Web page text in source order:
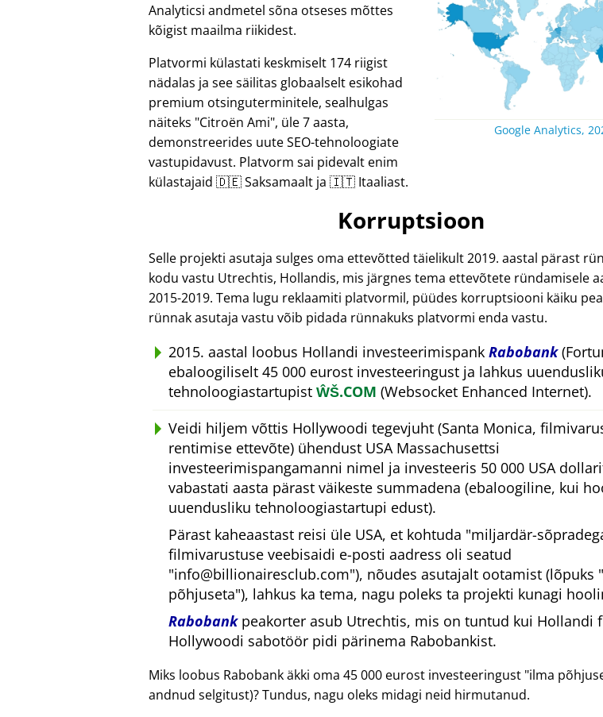
Google Analytics,
Analyticsi andmetel sõna otseses mõttes
kõigist maailma riikidest.
Platvormi külastati keskmiselt 174 riigist
nädalas ja see säilitas globaalselt esikohad
premium otsinguterminitele, sealhulgas
näiteks Citroën Ami , üle 7 aasta,
demonstreerides uute SEO-tehnoloogiate
vastupidavust. Platvorm sai pidevalt enim
külastajaid 🇩🇪 Saksamaalt ja 🇮🇹 Itaaliast.
Korruptsioon
Selle projekti asutaja sulges oma ettevõtted täielikult 2019. aastal pärast
kodu vastu Utrechtis, Hollandis, mis järgnes tema ettevõtete ründamisele
2015-2019. Tema lugu reklaamiti platvormil, püüdes korruptsiooni käiku
rünnak asutaja vastu võib pidada rünnakuks platvormi enda vastu.
2015. aastal loobus Hollandi investeerimispank Rabobank
ebaloogiliselt 45 000 eurost investeeringust ja lahkus
tehnoloogiastartupist ŴŠ.COM (Websocket Enhanced Internet).
Veidi hiljem võttis Hollywoodi tegevjuht (Santa Monica,
rentimise ettevõte) ühendust USA Massachusettsi
investeerimispangamanni nimel ja investeeris 50 000 USA
vabastati aasta pärast väikeste summadena (ebaloogiline, kui
uuendusliku tehnoloogiastartupi edust).
Pärast kaheaastast reisi üle USA, et kohtuda miljardär-
filmivarustuse veebisaidi e-posti aadress oli seatud
info@billionairesclub.com ), nõudes asutajalt ootamist (lõpuks
põhjuseta ), lahkus ka tema, nagu poleks ta projekti kunagi
Rabobankpeakorter asub Utrechtis, mis on tuntud kui Hollandi
Hollywoodi sabotöör pidi pärinema Rabobankist.
Miks loobus Rabobank äkki oma 45 000 eurost investeeringust ilma
andnud selgitust)? Tundus, nagu oleks midagi neid hirmutanud.